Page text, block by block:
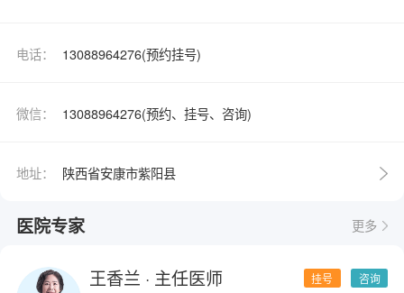
电话： 13088964276(预约挂号)
微信： 13088964276(预约、挂号、咨询)
地址： 陕西省安康市紫阳县
医院专家 更多
咨询
挂号
王香兰 · 主任医师